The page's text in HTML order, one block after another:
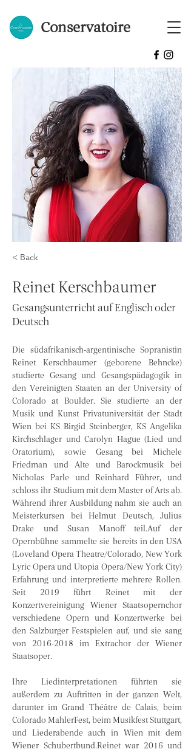
Conservatoire
< Back
Reinet Kerschbaumer
Gesangsunterricht auf Englisch oder
Deutsch
Die südafrikanisch-argentinische Sopranistin
Reinet Kerschbaumer (geborene Behncke)
studierte Gesang und Gesangspädagogik in
den Vereinigten Staaten an der University of
Colorado at Boulder. Sie studierte an der
Musik und Kunst Privatuniversität der Stadt
Wien bei KS Birgid Steinberger, KS Angelika
Kirchschlager und Carolyn Hague (Lied und
Oratorium), sowie Gesang bei Michele
Friedman und Alte und Barockmusik bei
Nicholas Parle und Reinhard Führer, und
schloss ihr Studium mit dem Master of Arts ab.
Während ihrer Ausbildung nahm sie auch an
Meisterkursen bei Helmut Deutsch, Julius
Drake und Susan Manoff teil.Auf der
Opernbühne sammelte sie bereits in den USA
(Loveland Opera Theatre/Colorado, New York
Lyric Opera und Utopia Opera/New York City)
Erfahrung und interpretierte mehrere Rollen.
Seit 2019 führt Reinet mit der
Konzertvereinigung Wiener Staatsopernchor
verschiedene Opern und Konzertwerke bei
den Salzburger Festspielen auf, und sie sang
von 2016-2018 im Extrachor der Wiener
Staatsoper.
Ihre Liedinterpretationen führten sie
außerdem zu Auftritten in der ganzen Welt,
darunter im Grand Théâtre de Calais, beim
Colorado MahlerFest, beim Musikfest Stuttgart,
und Liederabende auch in Wien mit dem
Wiener Schubertbund.Reinet war 2016 und